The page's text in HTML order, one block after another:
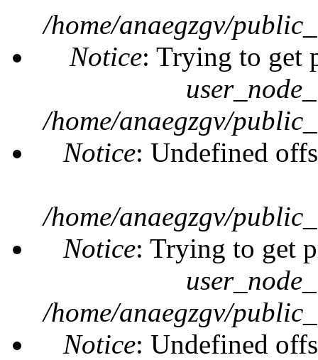
/home/anaegzgv/
Notice: Trying to get
/home/anaegzgv/
Notice: Undefined
/home/anaegzgv/
Notice: Trying to get
/home/anaegzgv/
Notice: Undefined